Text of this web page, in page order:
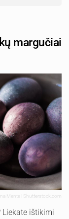
margučiai
Mente | Shutterstock.com
Liekate ištikimi